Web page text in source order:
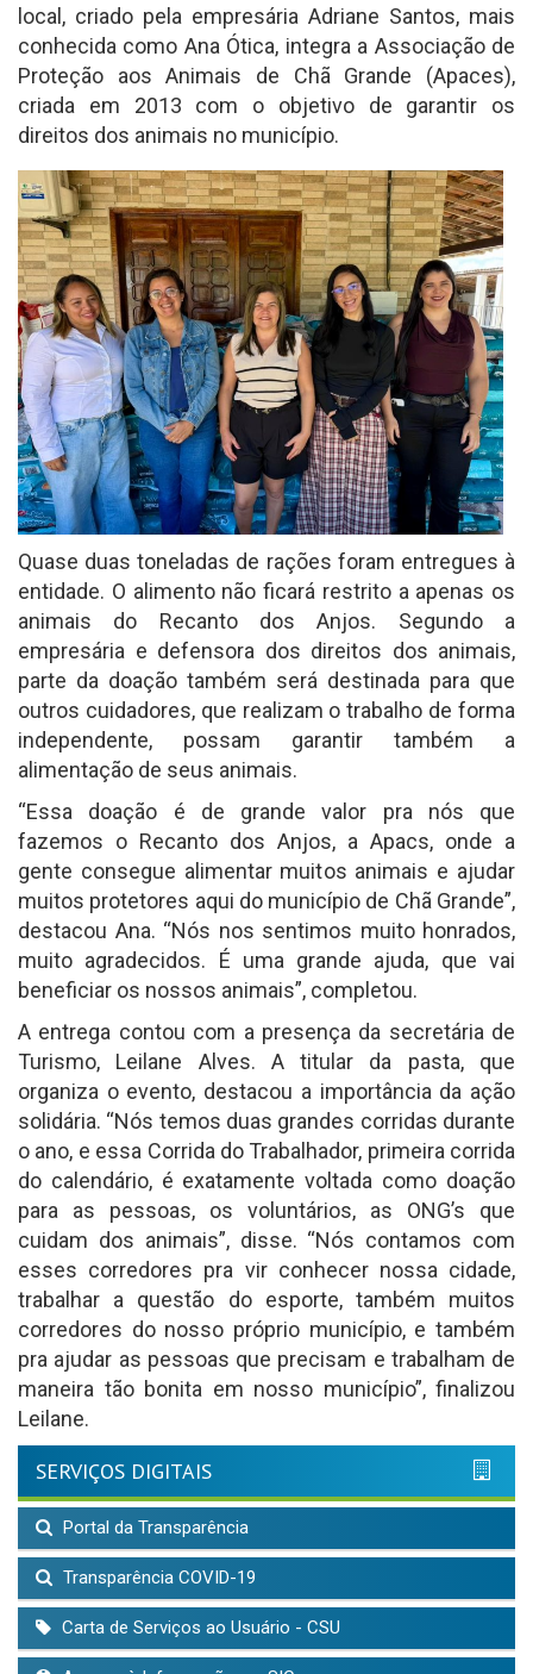
local, criado pela empresária Adriane Santos, mais
conhecida como Ana Ótica, integra a Associação de
Proteção aos Animais de Chã Grande (Apaces),
criada em 2013 com o objetivo de garantir os
direitos dos animais no município.
Quase duas toneladas de rações foram entregues à
entidade. O alimento não ficará restrito a apenas os
animais do Recanto dos Anjos. Segundo a
empresária e defensora dos direitos dos animais,
parte da doação também será destinada para que
outros cuidadores, que realizam o trabalho de forma
independente, possam garantir também a
alimentação de seus animais.
“Essa doação é de grande valor pra nós que
fazemos o Recanto dos Anjos, a Apacs, onde a
gente consegue alimentar muitos animais e ajudar
muitos protetores aqui do município de Chã Grande”,
destacou Ana. “Nós nos sentimos muito honrados,
muito agradecidos. É uma grande ajuda, que vai
beneficiar os nossos animais”, completou.
A entrega contou com a presença da secretária de
Turismo, Leilane Alves. A titular da pasta, que
organiza o evento, destacou a importância da ação
solidária. “Nós temos duas grandes corridas durante
o ano, e essa Corrida do Trabalhador, primeira corrida
do calendário, é exatamente voltada como doação
para as pessoas, os voluntários, as ONG’s que
cuidam dos animais”, disse. “Nós contamos com
esses corredores pra vir conhecer nossa cidade,
trabalhar a questão do esporte, também muitos
corredores do nosso próprio município, e também
pra ajudar as pessoas que precisam e trabalham de
maneira tão bonita em nosso município”, finalizou
Leilane.
SERVIÇOS DIGITAIS
Portal da Transparência
Transparência COVID-19
Carta de Serviços ao Usuário - CSU